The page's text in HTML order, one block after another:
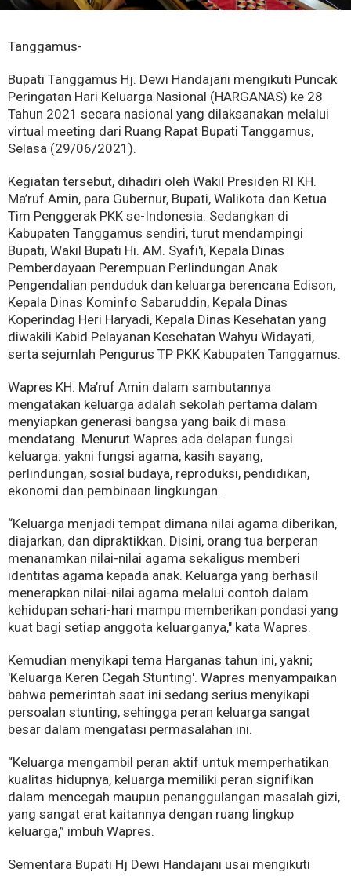
Tanggamus-
Bupati Tanggamus Hj. Dewi Handajani mengikuti Puncak
Peringatan Hari Keluarga Nasional (HARGANAS) ke 28
Tahun 2021 secara nasional yang dilaksanakan melalui
virtual meeting dari Ruang Rapat Bupati Tanggamus,
Selasa (29/06/2021).
Kegiatan tersebut, dihadiri oleh Wakil Presiden RI KH.
Ma’ruf Amin, para Gubernur, Bupati, Walikota dan Ketua
Tim Penggerak PKK se-Indonesia. Sedangkan di
Kabupaten Tanggamus sendiri, turut mendampingi
Bupati, Wakil Bupati Hi. AM. Syafi'i, Kepala Dinas
Pemberdayaan Perempuan Perlindungan Anak
Pengendalian penduduk dan keluarga berencana Edison,
Kepala Dinas Kominfo Sabaruddin, Kepala Dinas
Koperindag Heri Haryadi, Kepala Dinas Kesehatan yang
diwakili Kabid Pelayanan Kesehatan Wahyu Widayati,
serta sejumlah Pengurus TP PKK Kabupaten Tanggamus.
Wapres KH. Ma’ruf Amin dalam sambutannya
mengatakan keluarga adalah sekolah pertama dalam
menyiapkan generasi bangsa yang baik di masa
mendatang. Menurut Wapres ada delapan fungsi
keluarga: yakni fungsi agama, kasih sayang,
perlindungan, sosial budaya, reproduksi, pendidikan,
ekonomi dan pembinaan lingkungan.
“Keluarga menjadi tempat dimana nilai agama diberikan,
diajarkan, dan dipraktikkan. Disini, orang tua berperan
menanamkan nilai-nilai agama sekaligus memberi
identitas agama kepada anak. Keluarga yang berhasil
menerapkan nilai-nilai agama melalui contoh dalam
kehidupan sehari-hari mampu memberikan pondasi yang
kuat bagi setiap anggota keluarganya," kata Wapres.
Kemudian menyikapi tema Harganas tahun ini, yakni;
'Keluarga Keren Cegah Stunting'. Wapres menyampaikan
bahwa pemerintah saat ini sedang serius menyikapi
persoalan stunting, sehingga peran keluarga sangat
besar dalam mengatasi permasalahan ini.
“Keluarga mengambil peran aktif untuk memperhatikan
kualitas hidupnya, keluarga memiliki peran signifikan
dalam mencegah maupun penanggulangan masalah gizi,
yang sangat erat kaitannya dengan ruang lingkup
keluarga,” imbuh Wapres.
Sementara Bupati Hj Dewi Handajani usai mengikuti